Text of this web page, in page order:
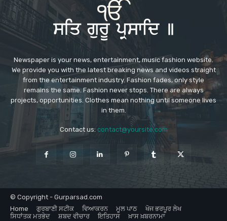
Newspaper is your news, entertainment, music fashion website.
We provide you with the latest breaking news and videos straight
from the entertainment industry. Fashion fades, only style
remains the same. Fashion never stops. There are always
projects, opportunities. Clothes mean nothing until someone lives
in them.
Contact us: contact@yoursite.com
© Copyright - Gurparsad.com
Home
ਗੁਰਬਾਣੀ ਸਟੀਕ ਵਿਆਕਰਨ ਮੂਲ ਪਾਠ
ਖੋਜ ਭਰਪੂਰ ਲੇਖ
ਸਿਧਾਂਤਕ ਮਤਭੇਦ
ਸ਼ਬਦ ਵੀਚਾਰ ਇਤਿਹਾਸ ਖ਼ਾਸ ਖ਼ਬਰਨਾਮਾ